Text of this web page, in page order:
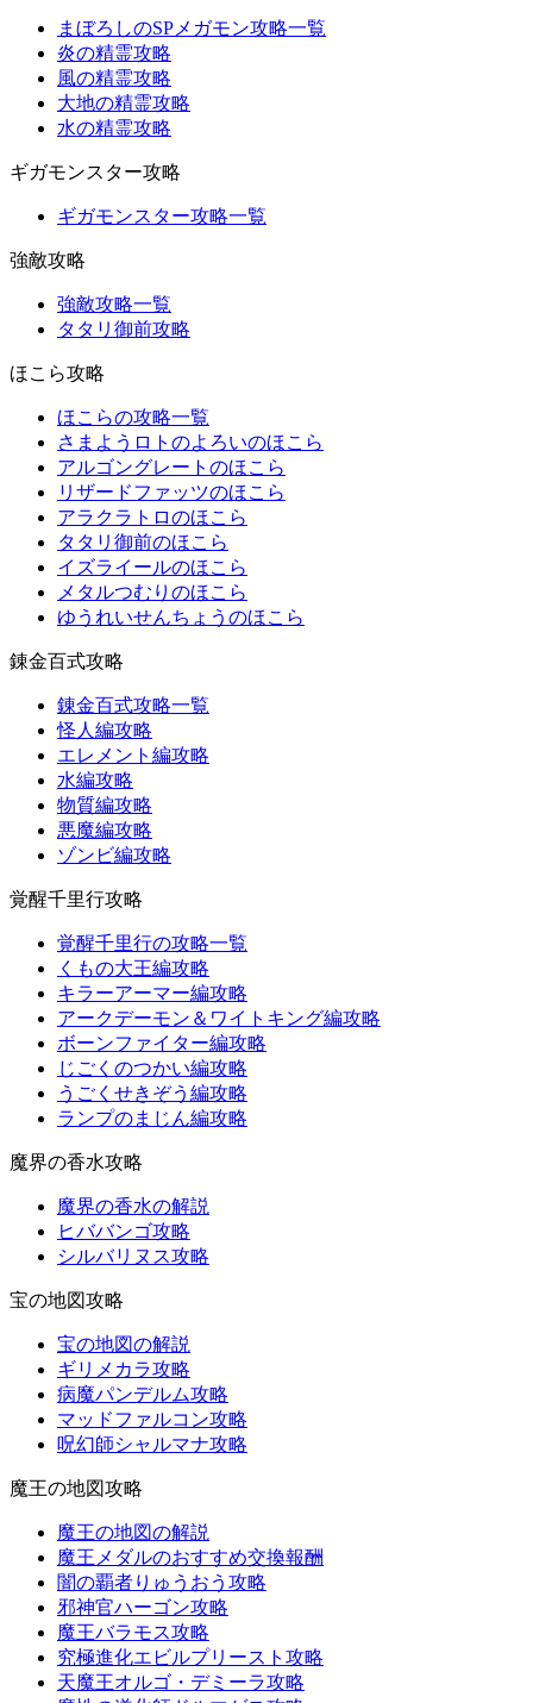
まぼろしのSPメガモン攻略一覧
炎の精霊攻略
風の精霊攻略
大地の精霊攻略
水の精霊攻略
ギガモンスター攻略
ギガモンスター攻略一覧
強敵攻略
強敵攻略一覧
タタリ御前攻略
ほこら攻略
ほこらの攻略一覧
さまようロトのよろいのほこら
アルゴングレートのほこら
リザードファッツのほこら
アラクラトロのほこら
タタリ御前のほこら
イズライールのほこら
メタルつむりのほこら
ゆうれいせんちょうのほこら
錬金百式攻略
錬金百式攻略一覧
怪人編攻略
エレメント編攻略
水編攻略
物質編攻略
悪魔編攻略
ゾンビ編攻略
覚醒千里行攻略
覚醒千里行の攻略一覧
くもの大王編攻略
キラーアーマー編攻略
アークデーモン＆ワイトキング編攻略
ボーンファイター編攻略
じごくのつかい編攻略
うごくせきぞう編攻略
ランプのまじん編攻略
魔界の香水攻略
魔界の香水の解説
ヒババンゴ攻略
シルバリヌス攻略
宝の地図攻略
宝の地図の解説
ギリメカラ攻略
病魔パンデルム攻略
マッドファルコン攻略
呪幻師シャルマナ攻略
魔王の地図攻略
魔王の地図の解説
魔王メダルのおすすめ交換報酬
闇の覇者りゅうおう攻略
邪神官ハーゴン攻略
魔王バラモス攻略
究極進化エビルプリースト攻略
天魔王オルゴ・デミーラ攻略